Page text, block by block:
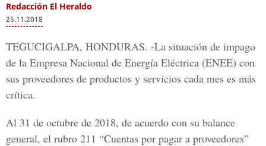
Redacción El Heraldo
25.11.2018
TEGUCIGALPA, HONDURAS. -La situación de impago
de la Empresa Nacional de Energía Eléctrica (ENEE) con
sus proveedores de productos y servicios cada mes es más
crítica.
Al 31 de octubre de 2018, de acuerdo con su balance
general, el rubro 211 “Cuentas por pagar a proveedores”